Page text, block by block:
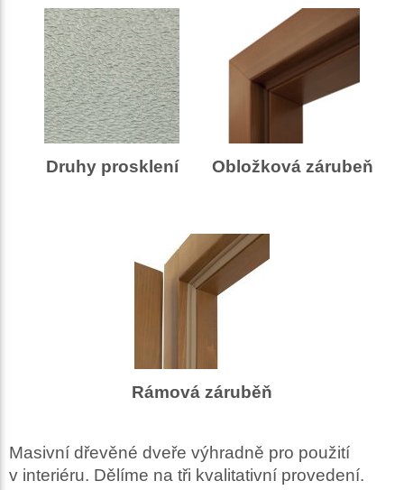
Druhy prosklení Obložková zárubeň
Rámová záruběň
Masivní dřevěné dveře výhradně pro použití
v interiéru. Dělíme na tři kvalitativní provedení.